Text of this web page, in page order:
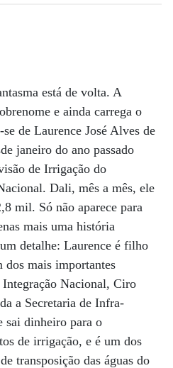
está de volta. A
e ainda carrega o
de Laurence José Alves de
janeiro do ano passado
de Irrigação do
Dali, mês a mês, ele
mil. Só não aparece para
mais uma história
detalhe: Laurence é filho
dos mais importantes
Nacional, Ciro
a Secretaria de Infra-
sai dinheiro para o
de irrigação, e é um dos
transposição das águas do